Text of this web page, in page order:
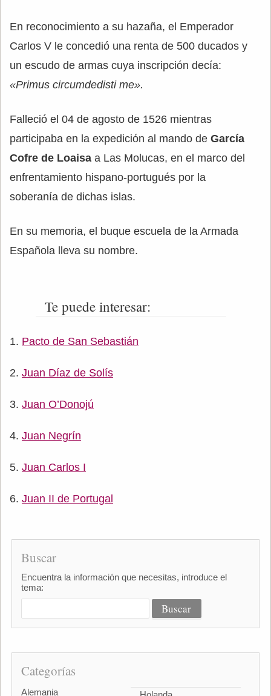
En reconocimiento a su hazaña, el Emperador
Carlos V le concedió una renta de 500 ducados y
un escudo de armas cuya inscripción decía:
«Primus circumdedisti me».
Falleció el 04 de agosto de 1526 mientras
participaba en la expedición al mando de García
Cofre de Loaisa a Las Molucas, en el marco del
enfrentamiento hispano-portugués por la
soberanía de dichas islas.
En su memoria, el buque escuela de la Armada
Española lleva su nombre.
Te puede interesar:
Pacto de San Sebastián
Juan Díaz de Solís
Juan O’Donojú
Juan Negrín
Juan Carlos I
Juan II de Portugal
Buscar
Encuentra la información que necesitas, introduce el
tema:
Categorías
Alemania